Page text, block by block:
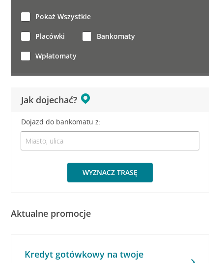
Jak dojechać?
Dojazd do bankomatu z:
WYZNACZ TRASĘ
Pokaż Wszystkie
Placówki Bankomaty
Wpłatomaty
Aktualne promocje
Kredyt gotówkowy na twoje